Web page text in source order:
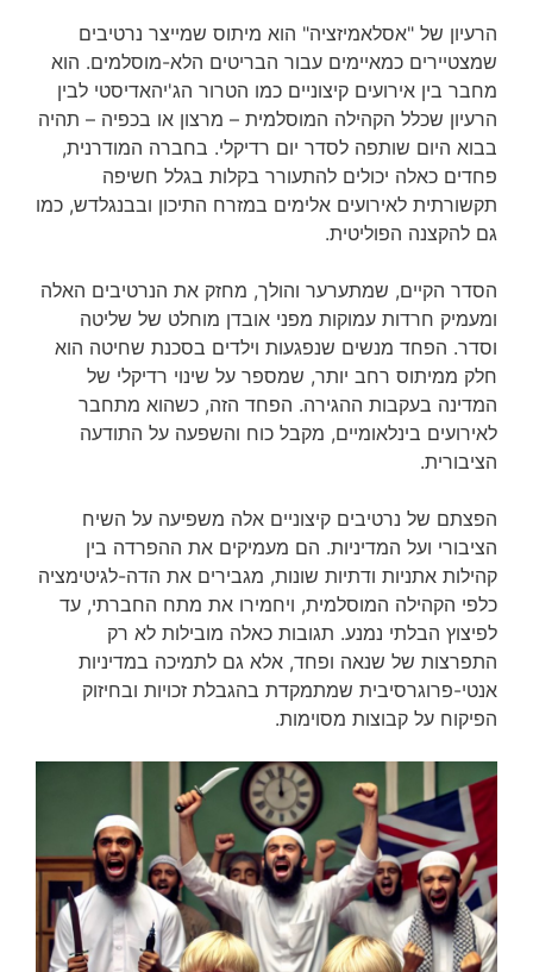
הרעיון של "אסלאמיזציה" הוא מיתוס שמייצר נרטיבים
שמצטיירים כמאיימים עבור הבריטים הלא-מוסלמים. הוא
מחבר בין אירועים קיצוניים כמו הטרור הג'יהאדיסטי לבין
הרעיון שכלל הקהילה המוסלמית – מרצון או בכפיה – תהיה
בבוא היום שותפה לסדר יום רדיקלי. בחברה המודרנית,
פחדים כאלה יכולים להתעורר בקלות בגלל חשיפה
תקשורתית לאירועים אלימים במזרח התיכון ובבנגלדש, כמו
גם להקצנה הפוליטית.
הסדר הקיים, שמתערער והולך, מחזק את הנרטיבים האלה
ומעמיק חרדות עמוקות מפני אובדן מוחלט של שליטה
וסדר. הפחד מנשים שנפגעות וילדים בסכנת שחיטה הוא
חלק ממיתוס רחב יותר, שמספר על שינוי רדיקלי של
המדינה בעקבות ההגירה. הפחד הזה, כשהוא מתחבר
לאירועים בינלאומיים, מקבל כוח והשפעה על התודעה
הציבורית.
הפצתם של נרטיבים קיצוניים אלה משפיעה על השיח
הציבורי ועל המדיניות. הם מעמיקים את ההפרדה בין
קהילות אתניות ודתיות שונות, מגבירים את הדה-לגיטימציה
כלפי הקהילה המוסלמית, ויחמירו את מתח החברתי, עד
לפיצוץ הבלתי נמנע. תגובות כאלה מובילות לא רק
התפרצות של שנאה ופחד, אלא גם לתמיכה במדיניות
אנטי-פרוגרסיבית שמתמקדת בהגבלת זכויות ובחיזוק
הפיקוח על קבוצות מסוימות.